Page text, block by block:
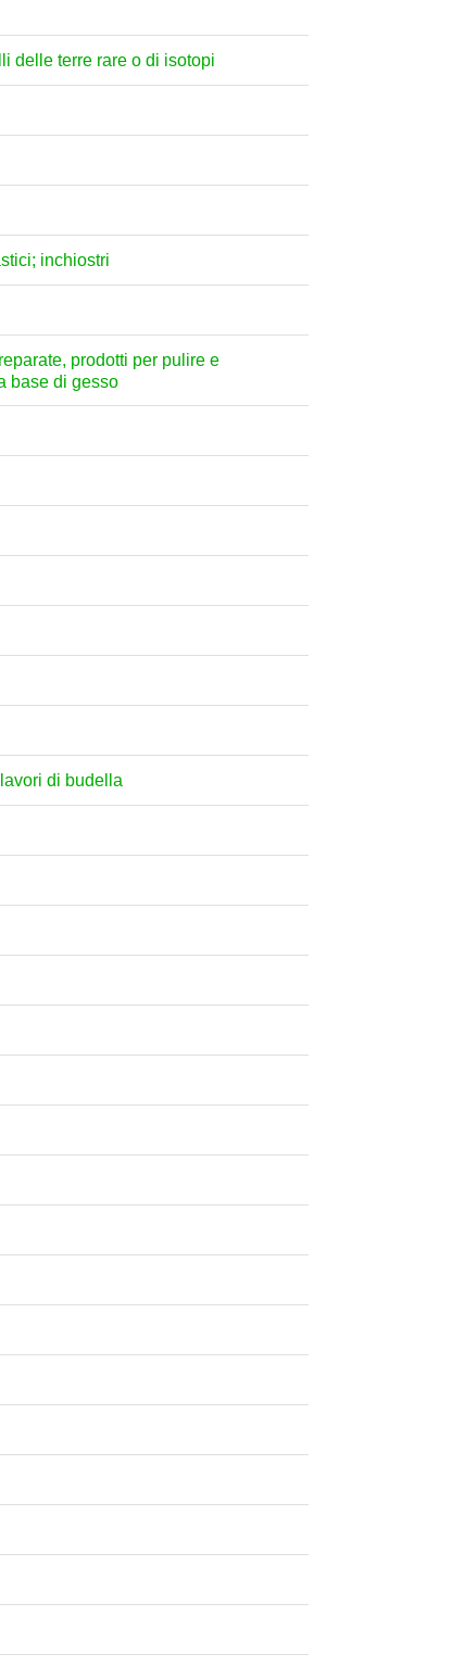
delle terre rare o di isotopi
inchiostri
prodotti per pulire e
base di gesso
di budella